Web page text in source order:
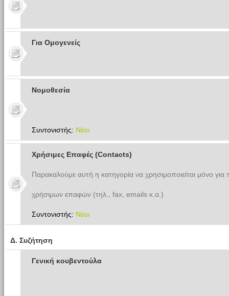
Για Ομογενείς
Νομοθεσία
Συντονιστής: Νέοι
Χρήσιμες Επαφές (Contacts)
Παρακαλούμε αυτή η κατηγορία να χρησιμοποιείται μόνο
χρήσιμων επαφών (τηλ., fax, emails κ.α.)
Συντονιστής: Νέοι
Δ. Συζήτηση
Γενική κουβεντούλα